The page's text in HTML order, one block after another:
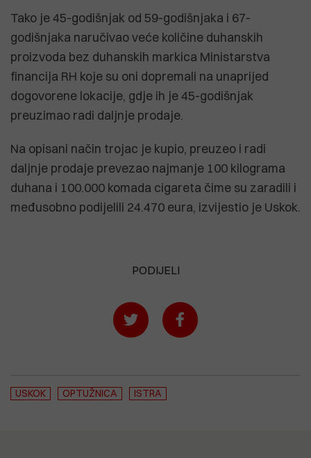
Tako je 45-godišnjak od 59-godišnjaka i 67-
godišnjaka naručivao veće količine duhanskih
proizvoda bez duhanskih markica Ministarstva
financija RH koje su oni dopremali na unaprijed
dogovorene lokacije, gdje ih je 45-godišnjak
preuzimao radi daljnje prodaje.
Na opisani način trojac je kupio, preuzeo i radi
daljnje prodaje prevezao najmanje 100 kilograma
duhana i 100.000 komada cigareta čime su zaradili i
međusobno podijelili 24.470 eura, izvijestio je Uskok.
PODIJELI
USKOK OPTUŽNICA ISTRA